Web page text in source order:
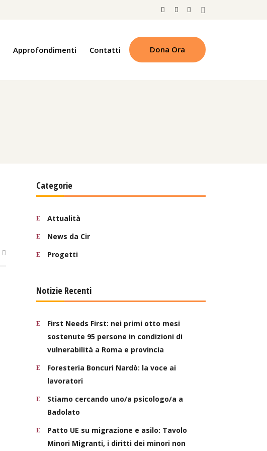
Approfondimenti Contatti Dona Ora
Categorie
Attualità
News da Cir
Progetti
Notizie Recenti
First Needs First: nei primi otto mesi
sostenute 95 persone in condizioni di
vulnerabilità a Roma e provincia
Foresteria Boncuri Nardò: la voce ai
lavoratori
Stiamo cercando uno/a psicologo/a a
Badolato
Patto UE su migrazione e asilo: Tavolo
Minori Migranti, i diritti dei minori non